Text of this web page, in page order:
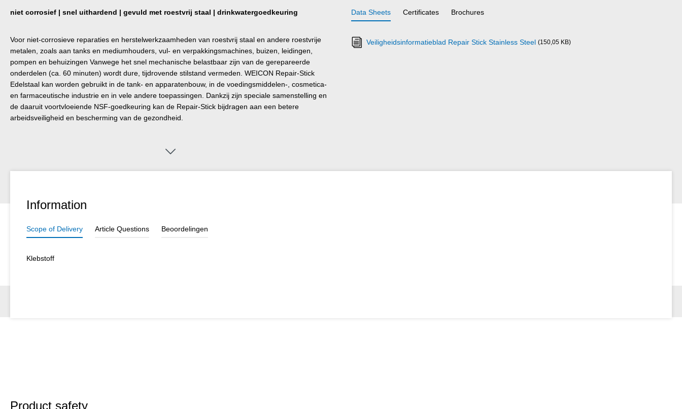
niet corrosief | snel uithardend | gevuld met roestvrij staal | drinkwatergoedkeuring
Voor niet-corrosieve reparaties en herstelwerkzaamheden van roestvrij staal en andere roestvrije
metalen, zoals aan tanks en mediumhouders, vul- en verpakkingsmachines, buizen, leidingen,
pompen en behuizingen Vanwege het snel mechanische belastbaar zijn van de gerepareerde
onderdelen (ca. 60 minuten) wordt dure, tijdrovende stilstand vermeden. WEICON Repair-Stick
Edelstaal kan worden gebruikt in de tank- en apparatenbouw, in de voedingsmiddelen-, cosmetica-
en farmaceutische industrie en in vele andere toepassingen. Dankzij zijn speciale samenstelling en
de daaruit voortvloeiende NSF-goedkeuring kan de Repair-Stick bijdragen aan een betere
arbeidsveiligheid en bescherming van de gezondheid.
Data Sheets Certificates Brochures
Veiligheidsinformatieblad Repair Stick Stainless Steel (150,05 KB)
Information
Scope of Delivery Article Questions Beoordelingen
Klebstoff
Product safety